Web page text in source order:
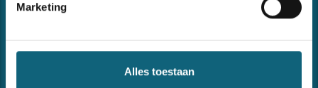
Marketing
Alles toestaan
Recent nieuws